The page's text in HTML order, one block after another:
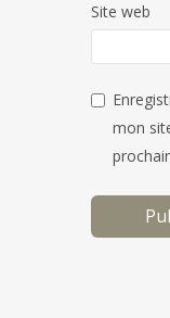
Site web
mon